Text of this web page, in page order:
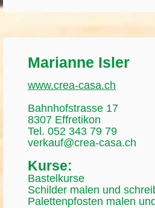
Marianne Isler
www.crea-casa.ch
Bahnhofstrasse 17
8307 Effretikon
Tel. 052 343 79 79
verkauf@crea-casa.ch
Kurse:
Bastelkurse
Schilder malen und
Palettenpfosten malen